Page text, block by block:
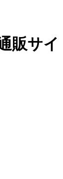
販サイ